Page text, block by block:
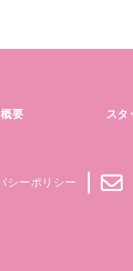
要 スタ
シーポリシー